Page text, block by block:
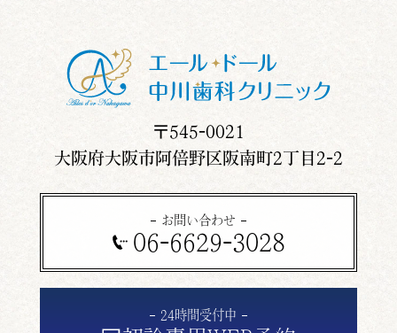
〒545-0021
大阪府大阪市阿倍野区阪南町2丁目2-2
お問い合わせ
06-6629-3028
24時間受付中